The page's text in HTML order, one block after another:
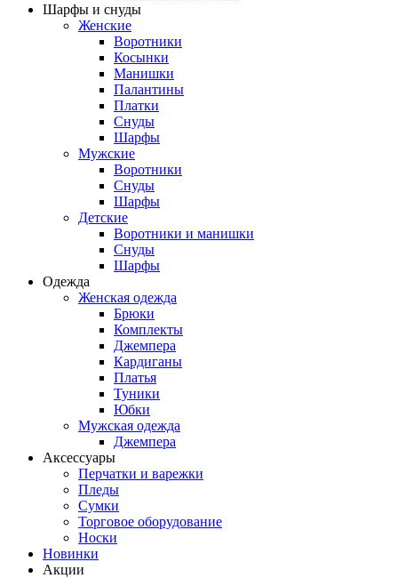
Шарфы и снуды
Женские
Воротники
Косынки
Манишки
Палантины
Платки
Снуды
Шарфы
Мужские
Воротники
Снуды
Шарфы
Детские
Воротники и манишки
Снуды
Шарфы
Одежда
Женская одежда
Брюки
Комплекты
Джемпера
Кардиганы
Платья
Туники
Юбки
Мужская одежда
Джемпера
Аксессуары
Перчатки и варежки
Пледы
Сумки
Торговое оборудование
Носки
Новинки
Акции